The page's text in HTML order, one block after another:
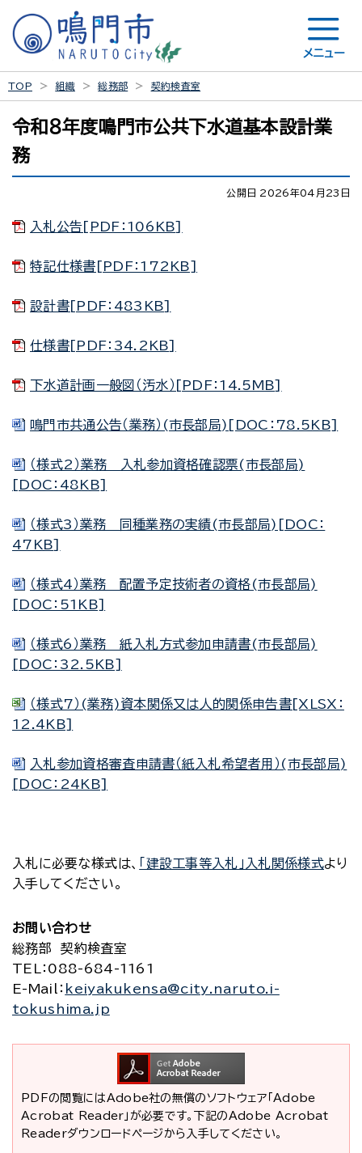
メニュー
TOP 組織 総務部 契約検査室
令和８年度鳴門市公共下水道基本設計業
務
公開日 2026年04月23日
入札公告[PDF：106KB]
特記仕様書[PDF：172KB]
設計書[PDF：483KB]
仕様書[PDF：34.2KB]
下水道計画一般図（汚水）[PDF：14.5MB]
鳴門市共通公告（業務）(市長部局)[DOC：78.5KB]
（様式2）業務 入札参加資格確認票(市長部局)
[DOC：48KB]
（様式3）業務 同種業務の実績(市長部局)[DOC：
47KB]
（様式4）業務 配置予定技術者の資格(市長部局)
[DOC：51KB]
（様式6）業務 紙入札方式参加申請書(市長部局)
[DOC：32.5KB]
（様式7）(業務)資本関係又は人的関係申告書[XLSX：
12.4KB]
入札参加資格審査申請書（紙入札希望者用）(市長部局)
[DOC：24KB]
入札に必要な様式は、 「建設工事等入札」入札関係様式より
入手してください。
お問い合わせ
総務部 契約検査室
TEL
：088-684-1161
E-Mail
： keiyakukensa@city.naruto.i-
tokushima.jp
PDFの閲覧にはAdobe社の無償のソフトウェア「Adobe
Acrobat Reader」が必要です。下記のAdobe Acrobat
Readerダウンロードページから入手してください。